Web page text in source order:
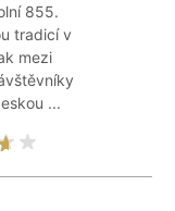
855.
tradicí v
mezi
...